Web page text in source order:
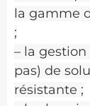
la gamme
;
– la
pas) de
résistante ;